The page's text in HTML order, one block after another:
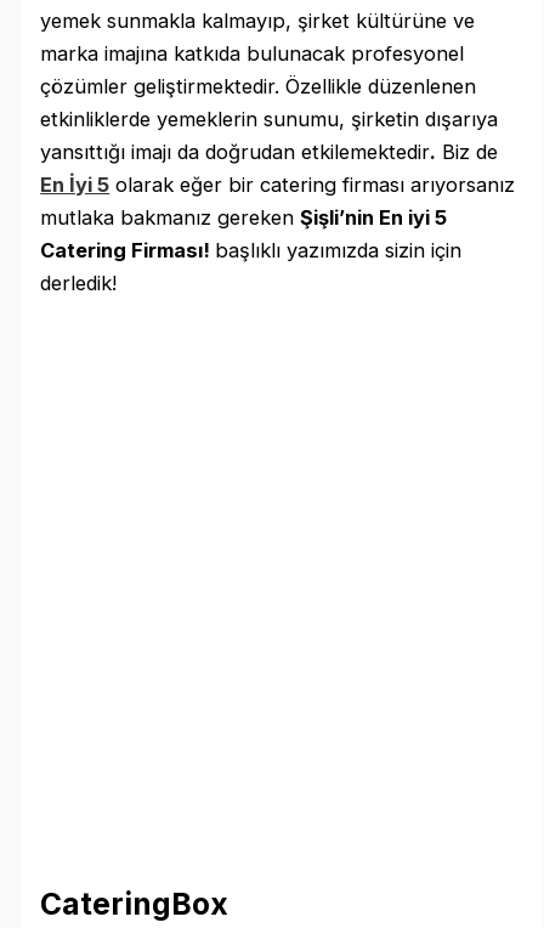
yemek sunmakla kalmayıp, şirket kültürüne ve
marka imajına katkıda bulunacak profesyonel
çözümler geliştirmektedir. Özellikle düzenlenen
etkinliklerde yemeklerin sunumu, şirketin dışarıya
yansıttığı imajı da doğrudan etkilemektedir. Biz de
En İyi 5 olarak eğer bir catering firması arıyorsanız
mutlaka bakmanız gerekenŞişli’nin En iyi 5
Catering Firması! başlıklı yazımızda sizin için
derledik!
CateringBox